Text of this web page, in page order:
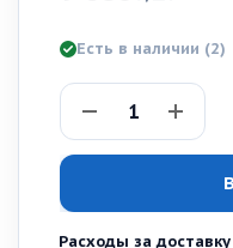
Есть в наличии (2)
Расходы за